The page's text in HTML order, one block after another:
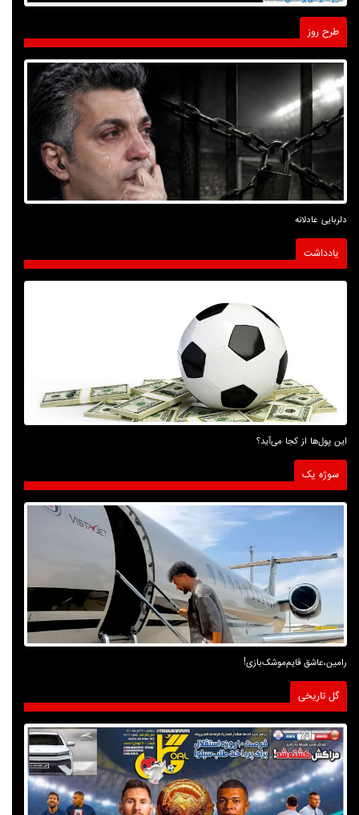
طرح روز
دلربایی عادلانه
یادداشت
این پول‌ها از کجا می‌آید؟
سوژه یک
رامین،عاشق قایم‌موشک‌بازی!
گل تاریخی